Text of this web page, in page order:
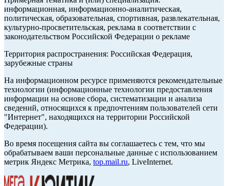
информационная, информационно-аналитическая,
политическая, образовательная, спортивная, развлекательная,
культурно-просветительская, реклама в соответствии с
законодательством Российской Федерации о рекламе
Территория распространения: Российская Федерация,
зарубежные страны
На информационном ресурсе применяются рекомендательные
технологии (информационные технологии предоставления
информации на основе сбора, систематизации и анализа
сведений, относящихся к предпочтениям пользователей сети
"Интернет", находящихся на территории Российской
Федерации).
Во время посещения сайта вы соглашаетесь с тем, что мы
обрабатываем ваши персональные данные с использованием
метрик Яндекс Метрика, top.mail.ru, LiveInternet.